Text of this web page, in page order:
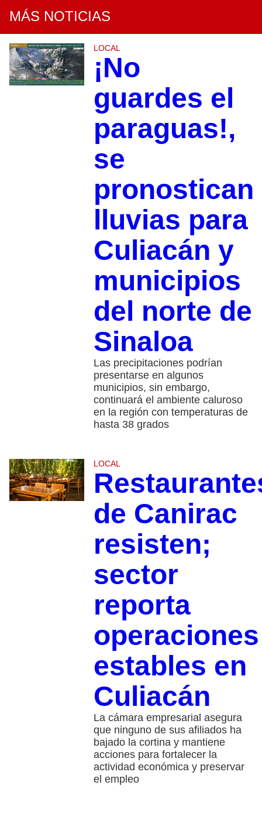
MÁS NOTICIAS
LOCAL
¡No
guardes el
paraguas!,
se
pronostican
lluvias para
Culiacán y
municipios
del norte de
Sinaloa
Las precipitaciones podrían
presentarse en algunos
municipios, sin embargo,
continuará el ambiente caluroso
en la región con temperaturas de
hasta 38 grados
LOCAL
de Canirac
resisten;
sector
reporta
operaciones
estables en
Culiacán
La cámara empresarial asegura
que ninguno de sus afiliados ha
bajado la cortina y mantiene
acciones para fortalecer la
actividad económica y preservar
el empleo